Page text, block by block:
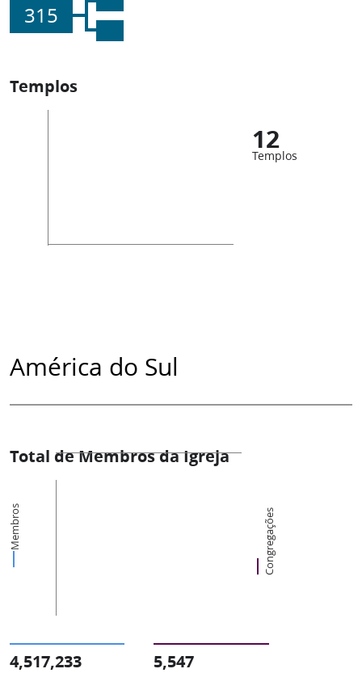
315
Templos
12
Templos
América do Sul
Total de Membros da Igreja
Membros Congregações
4,517,233 5,547